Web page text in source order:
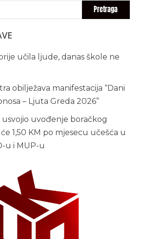
učila ljude, danas škole ne
obilježava manifestacija “Dani
– Ljuta Greda 2026”
usvojio uvođenje boračkog
1,50 KM po mjesecu učešća u
u i MUP-u